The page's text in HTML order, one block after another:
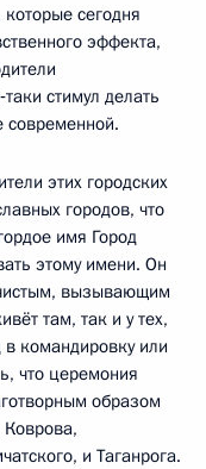
сегодня
эффекта,
стимул делать
современной.
этих городских
городов, что
имя Город
этому имени. Он
вызывающим
там, так и у тех,
в командировку или
что церемония
образом
и Таганрога.